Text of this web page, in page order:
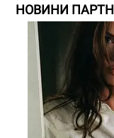
НОВИНИ